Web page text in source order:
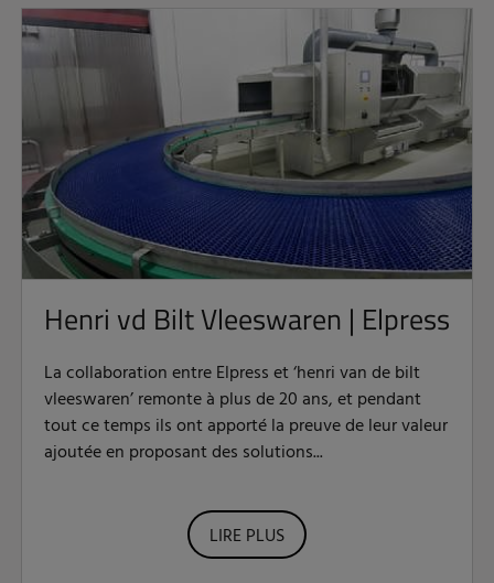
Henri vd Bilt Vleeswaren | Elpress
La collaboration entre Elpress et ‘henri van de bilt
vleeswaren’ remonte à plus de 20 ans, et pendant
tout ce temps ils ont apporté la preuve de leur valeur
ajoutée en proposant des solutions...
LIRE PLUS